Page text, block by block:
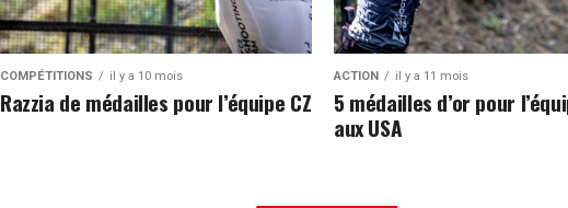
COMPÉTITIONS il y a 10 mois
Razzia de médailles pour l’équipe CZ
ACTION il y a 11 mois
5 médailles d’or pour
aux USA